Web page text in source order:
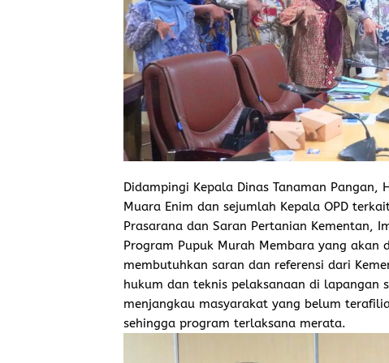
Didampingi Kepala Dinas Tanaman Pangan,
Muara Enim dan sejumlah Kepala OPD
Prasarana dan Saran Pertanian Kementan,
Program Pupuk Murah Membara yang akan
membutuhkan saran dan referensi dari
hukum dan teknis pelaksanaan di lapangan
menjangkau masyarakat yang belum
sehingga program terlaksana merata.